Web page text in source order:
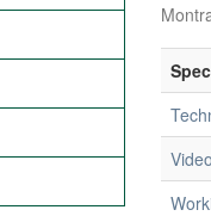
Video